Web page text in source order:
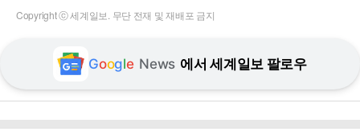
Copyright ⓒ 세계일보. 무단 전재 및 재배포 금지
Google News 에서 세계일보 팔로우